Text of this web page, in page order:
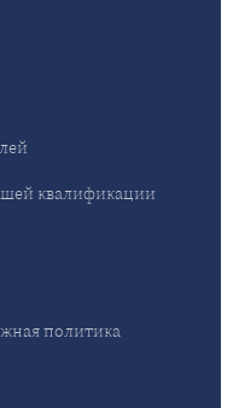
квалификации
политика